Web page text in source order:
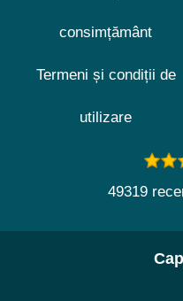
consimțământ
Termeni și condiții de
utilizare
49319